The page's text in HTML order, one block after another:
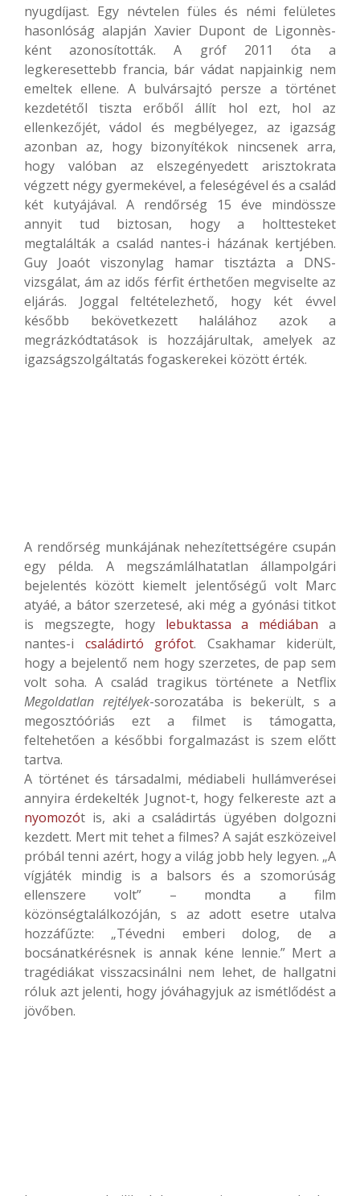
nyugdíjast. Egy névtelen füles és némi felületes
hasonlóság alapján Xavier Dupont de Ligonnès-
ként azonosították. A gróf 2011 óta a
legkeresettebb francia, bár vádat napjainkig nem
emeltek ellene. A bulvársajtó persze a történet
kezdetétől tiszta erőből állít hol ezt, hol az
ellenkezőjét, vádol és megbélyegez, az igazság
azonban az, hogy bizonyítékok nincsenek arra,
hogy valóban az elszegényedett arisztokrata
végzett négy gyermekével, a feleségével és a család
két kutyájával. A rendőrség 15 éve mindössze
annyit tud biztosan, hogy a holttesteket
megtalálták a család nantes-i házának kertjében.
Guy Joaót viszonylag hamar tisztázta a DNS-
vizsgálat, ám az idős férfit érthetően megviselte az
eljárás. Joggal feltételezhető, hogy két évvel
később bekövetkezett halálához azok a
megrázkódtatások is hozzájárultak, amelyek az
igazságszolgáltatás fogaskerekei között érték.
A rendőrség munkájának nehezítettségére csupán
egy példa. A megszámlálhatatlan állampolgári
bejelentés között kiemelt jelentőségű volt Marc
atyáé, a bátor szerzetesé, aki még a gyónási titkot
is megszegte, hogy lebuktassa a médiában a
nantes-i családirtó grófot. Csakhamar kiderült,
hogy a bejelentő nem hogy szerzetes, de pap sem
volt soha. A család tragikus története a Netflix
Megoldatlan rejtélyek-sorozatába is bekerült, s a
megosztóóriás ezt a filmet is támogatta,
feltehetően a későbbi forgalmazást is szem előtt
tartva.
A történet és társadalmi, médiabeli hullámverései
annyira érdekelték Jugnot-t, hogy felkereste azt a
nyomozót is, aki a családirtás ügyében dolgozni
kezdett. Mert mit tehet a filmes? A saját eszközeivel
próbál tenni azért, hogy a világ jobb hely legyen. „A
vígjáték mindig is a balsors és a szomorúság
ellenszere volt” – mondta a film
közönségtalálkozóján, s az adott esetre utalva
hozzáfűzte: „Tévedni emberi dolog, de a
bocsánatkérésnek is annak kéne lennie.” Mert a
tragédiákat visszacsinálni nem lehet, de hallgatni
róluk azt jelenti, hogy jóváhagyjuk az ismétlődést a
jövőben.